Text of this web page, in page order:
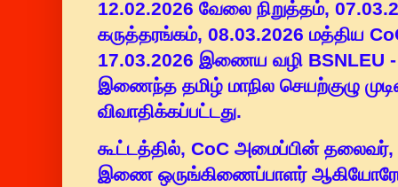
12.02.2026 வேலை நிறுத்தம்,
கருத்தரங்கம், 08.03.2026 மத்திய
17.03.2026 இணைய வழி BSNLEU -
இணைந்த தமிழ் மாநில செயற்குழு
விவாதிக்கப்பட்டது.
கூட்டத்தில், CoC அமைப்பின்
இணை ஒருங்கிணைப்பாளர்